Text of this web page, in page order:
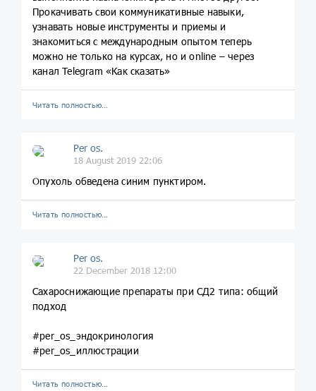
Прокачивать свои коммуникативные навыки,
узнавать новые инструменты и приемы и
знакомиться с международным опытом теперь
можно не только на курсах, но и online – через
канал Telegram «Как сказать»
Читать полностью…
Per os.
18 August 2019 22:06
Опухоль обведена синим пунктиром.
Читать полностью…
Per os.
22 December 2018 12:00
Сахароснижающие препараты при СД2 типа: общий
подход
#per_os_эндокринология
#per_os_иллюстрации
Читать полностью…